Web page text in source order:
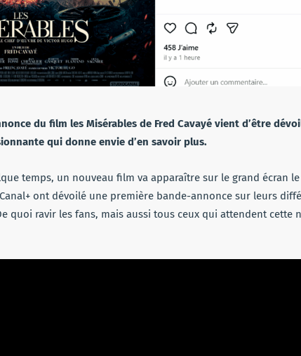
du film les Misérables de Fred Cavayé vient d’être
qui donne envie d’en savoir plus.
temps, un nouveau film va apparaître sur le grand écran le
ont dévoilé une première bande-annonce sur leurs
quoi ravir les fans, mais aussi tous ceux qui attendent cette